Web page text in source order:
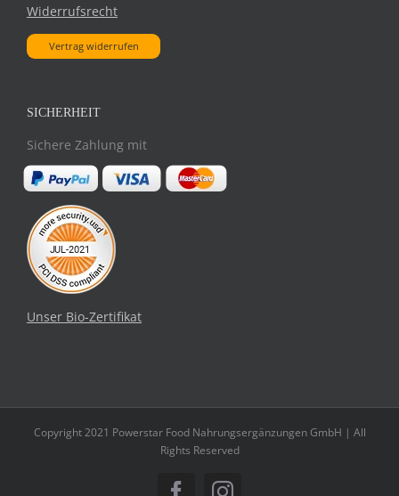
Widerrufsrecht
Vertrag widerrufen
SICHERHEIT
Sichere Zahlung mit
Unser Bio-Zertifikat
Copyright 2021 Powerstar Food Nahrungsergänzungen GmbH | All
Rights Reserved